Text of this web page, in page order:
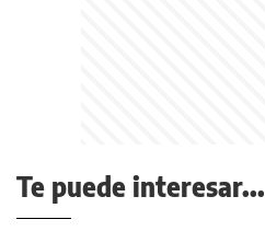
Te puede interesar...